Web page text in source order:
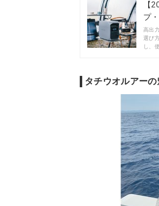
【
プ
高出
選び
し、
タチウオルアーの